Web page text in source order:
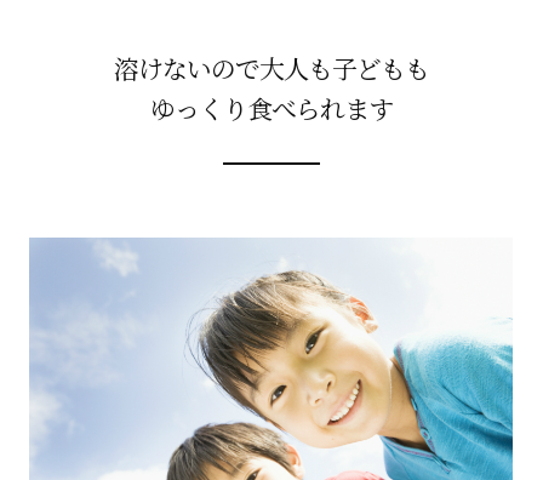
溶けないので大人も子どもも
ゆっくり食べられます